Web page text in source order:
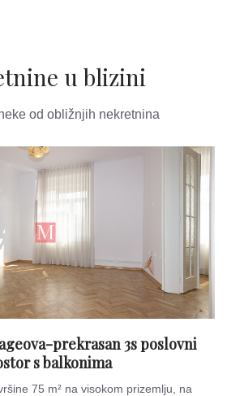
u blizini
od obližnjih nekretnina
prekrasan 3s poslovni
s balkonima
75 m² na visokom prizemlju, na